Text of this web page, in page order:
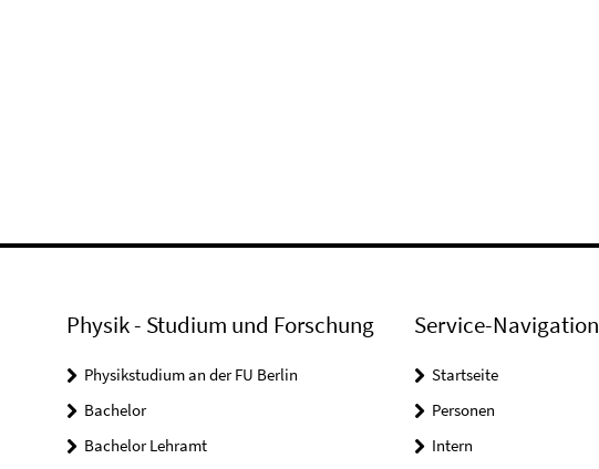
Physik - Studium und Forschung
Physikstudium an der FU Berlin
Bachelor
Bachelor Lehramt
Service-Navigation
Startseite
Personen
Intern